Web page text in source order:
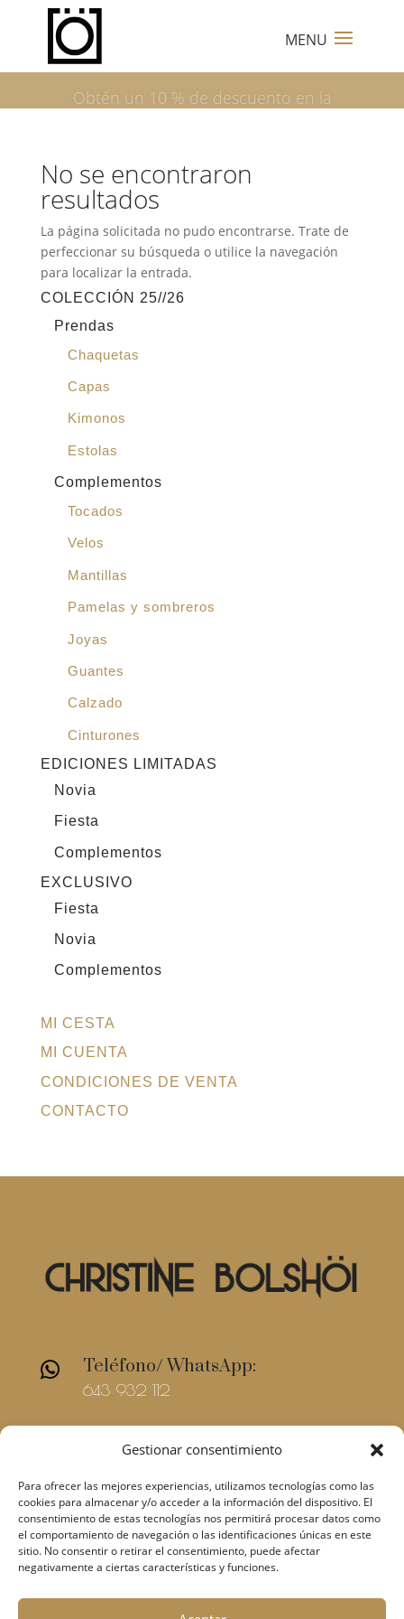
Gestionar consentimiento
Para ofrecer las mejores experiencias, utilizamos tecnologías como las
cookies para almacenar y/o acceder a la información del dispositivo. El
consentimiento de estas tecnologías nos permitirá procesar datos como
el comportamiento de navegación o las identificaciones únicas en este
sitio. No consentir o retirar el consentimiento, puede afectar
negativamente a ciertas características y funciones.
Obtén un 10 % de descuento en la
No se encontraron
resultados
La página solicitada no pudo encontrarse. Trate de
perfeccionar su búsqueda o utilice la navegación
para localizar la entrada.
COLECCIÓN 25//26
Prendas
Chaquetas
Capas
Kimonos
Estolas
Complementos
Tocados
Velos
Mantillas
Pamelas y sombreros
Joyas
Guantes
Calzado
Cinturones
EDICIONES LIMITADAS
Novia
Fiesta
Complementos
EXCLUSIVO
Fiesta
Novia
Complementos
MI CESTA
MI CUENTA
CONDICIONES DE VENTA
CONTACTO
 Teléfono/ WhatsApp:
643 932 112
E-mail